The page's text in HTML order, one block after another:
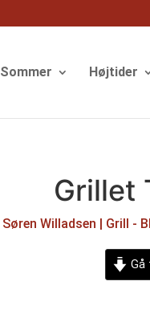
Sommer Højtider
Grillet
Søren Willadsen | Grill -
Gå